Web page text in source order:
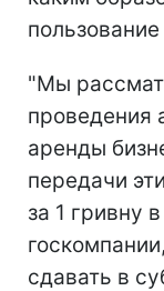
"Мы
проведения
аренды
передачи
за 1 гривну
сдавать в